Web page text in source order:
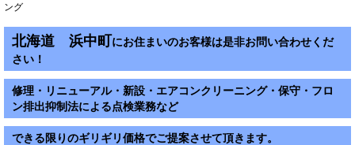
ング
北海道 浜中町にお住まいのお客様は是非お問い合わせくだ
さい！
修理・リニューアル・新設・エアコンクリーニング・保守・フロ
ン排出抑制法による点検業務など
できる限りのギリギリ価格でご提案させて頂きます。